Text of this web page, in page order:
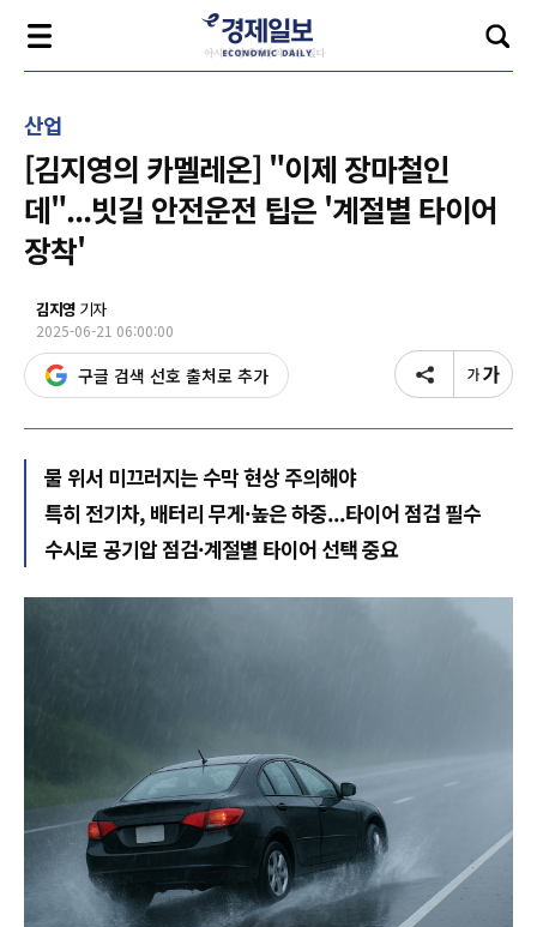
산업
[김지영의 카멜레온] "이제 장마철인
데"...빗길 안전운전 팁은 '계절별 타이어
장착'
김지영 기자
2025-06-21 06:00:00
구글 검색 선호 출처로 추가
물 위서 미끄러지는 수막 현상 주의해야
특히 전기차, 배터리 무게·높은 하중...타이어 점검 필수
수시로 공기압 점검·계절별 타이어 선택 중요